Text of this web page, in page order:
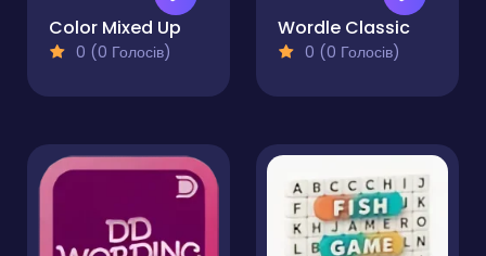
Color Mixed Up
0 (0 Голосів)
Wordle Classic
0 (0 Голосів)